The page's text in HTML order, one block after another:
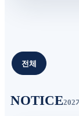
전체
NOTICE202